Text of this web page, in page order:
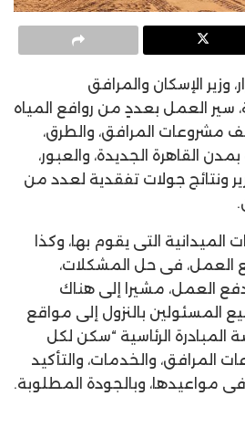
وزير الإسكان والمرافق
سير العمل بعددٍ من روافع المياه
مشروعات المرافق، والطرق،
القاهرة الجديدة، والعبور،
ونتائج جولات تفقدية لعدد من
الميدانية التى يقوم بها، وكذا
العمل، فى حل المشكلات،
العمل، مشيرا إلى هناك
المسئولين بالنزول إلى مواقع
المبادرة الرئاسية “سكن لكل
المرافق، والخدمات، والتأكيد
مواعيدها، وبالجودة المطلوبة.